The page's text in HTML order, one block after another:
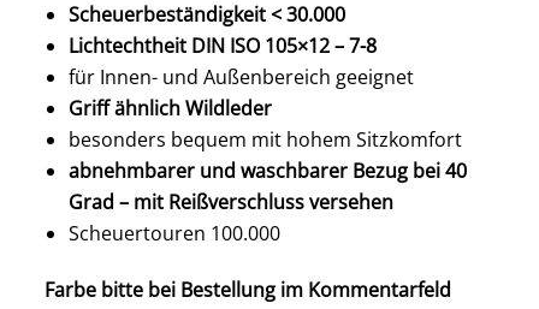
Scheuerbeständigkeit < 30.000
Lichtechtheit DIN ISO 105×12 – 7-8
für Innen- und Außenbereich geeignet
Griff ähnlich Wildleder
besonders bequem mit hohem Sitzkomfort
abnehmbarer und waschbarer Bezug bei 40
Grad – mit Reißverschluss versehen
Scheuertouren 100.000
Farbe bitte bei Bestellung im Kommentarfeld